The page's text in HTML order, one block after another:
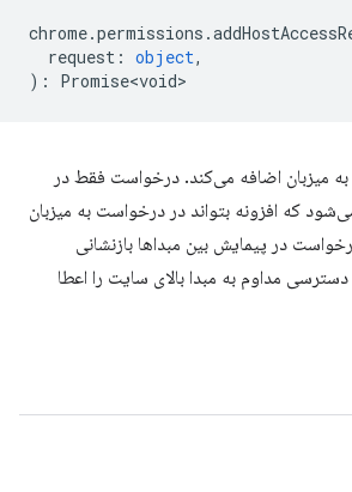
chrome.permissions .
request : object,
) : Promise<void>
میزبان اضافه می‌کند. درخواست فقط در
که افزونه بتواند در درخواست به میزبان
در پیمایش بین مبداها بازنشانی
مداوم به مبدا بالای سایت را اعطا